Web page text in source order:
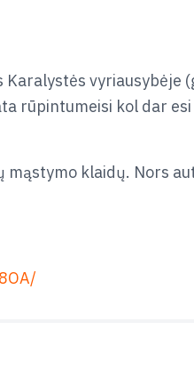
vyriausybėje
rūpintumeisi kol dar
mąstymo klaidų. Nors